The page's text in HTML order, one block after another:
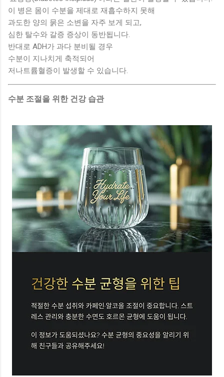
이 병은 몸이 수분을 제대로 재흡수하지 못해
과도한 양의 묽은 소변을 자주 보게 되고,
심한 탈수와 갈증 증상이 동반됩니다.
반대로 ADH가 과다 분비될 경우
수분이 지나치게 축적되어
저나트륨혈증이 발생할 수 있습니다.
수분 조절을 위한 건강 습관